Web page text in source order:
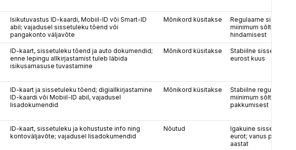
Isikutuvastus ID-kaardi, Mobiil-ID või Smart-ID
abil; vajadusel sissetuleku tõend või
pangakonto väljavõte
Mõnikord küsitakse
Regulaarne
miinimum sõltub
hindamisest
ID-kaart, sissetuleku tõend ja auto dokumendid;
enne lepingu allkirjastamist tuleb läbida
isikusamasuse tuvastamine
Mõnikord küsitakse
Stabiilne sissetulek
eurost kuus
ID-kaart ja sissetuleku tõend; digiallkirjastamine
ID-kaardi või Mobiil-ID abil, vajadusel
lisadokumendid
Mõnikord küsitakse
Stabiilne regulaarne
miinimum sõltub
pakkumisest
ID-kaart, sissetuleku ja kohustuste info ning
kontoväljavõte; vajadusel lisadokumendid
Nõutud
Igakuine sissetulek
eurot; vanus perioodi
aastat